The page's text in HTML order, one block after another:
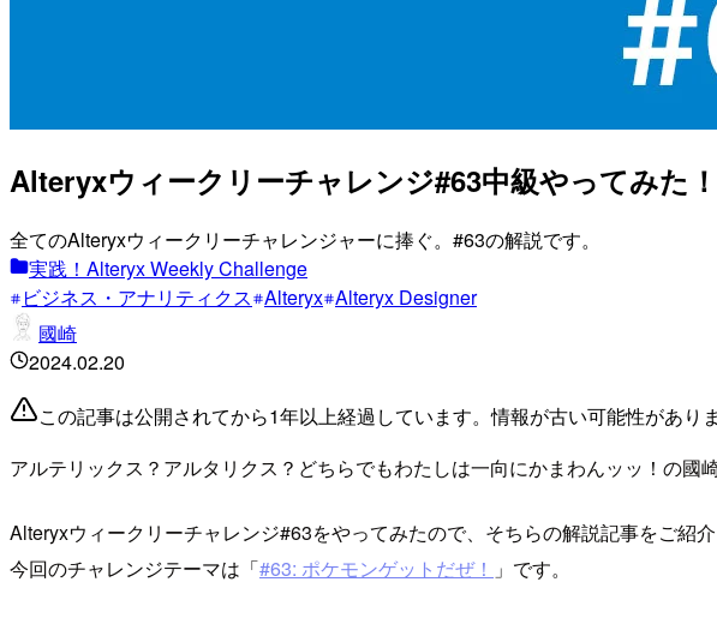
Alteryxウィークリーチャレンジ#63中級やってみた！
全てのAlteryxウィークリーチャレンジャーに捧ぐ。#63の解説です。
実践！Alteryx Weekly Challenge
ビジネス・アナリティクス Alteryx Alteryx Designer
國崎
2024.02.20
この記事は公開されてから1年以上経過しています。情報が古い可能性があり
アルテリックス？アルタリクス？どちらでもわたしは一向にかまわんッッ！の國崎
Alteryxウィークリーチャレンジ#63をやってみたので、そちらの解説記事をご紹介
今回のチャレンジテーマは「#63: ポケモンゲットだぜ！ 」です。